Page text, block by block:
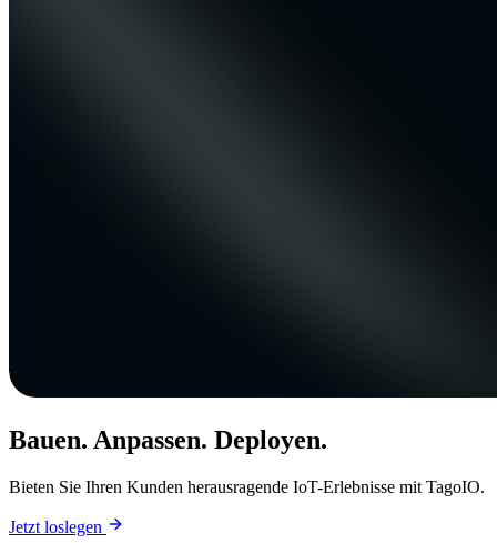
Bauen. Anpassen. Deployen.
Bieten Sie Ihren Kunden herausragende IoT-Erlebnisse mit TagoIO.
Jetzt loslegen